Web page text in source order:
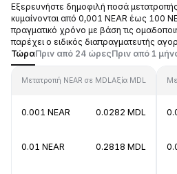
Εξερευνήστε δημοφιλή ποσά
κυμαίνονται από 0,001 NEAR έως 100
πραγματικό χρόνο με βάση τις
παρέχει ο ειδικός διαπραγματευτής
ΤώραΠριν από 24 ώρεςΠριν από 1
Μετατροπή NEAR σε MDL Αξία MDL
0.001 NEAR 0.0282 MDL
0.01 NEAR 0.2818 MDL